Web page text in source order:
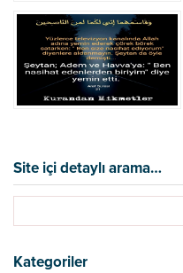
Site içi detaylı arama…
Kategoriler